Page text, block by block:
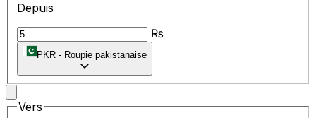
Depuis
₨
PKR - Roupie pakistanaise
Vers